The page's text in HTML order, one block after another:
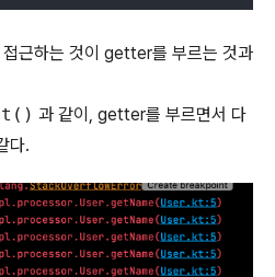
근하는 것이 getter를 부르는 것과
과 같이, getter를 부르면서 다
다.